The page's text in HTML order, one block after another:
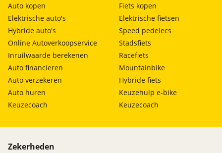
Auto kopen
Elektrische auto's
Hybride auto's
Online Autoverkoopservice
Inruilwaarde berekenen
Auto financieren
Auto verzekeren
Auto huren
Keuzecoach
Fiets kopen
Elektrische fietsen
Speed pedelecs
Stadsfiets
Racefiets
Mountainbike
Hybride fiets
Keuzehulp e-bike
Keuzecoach
Zekerheden